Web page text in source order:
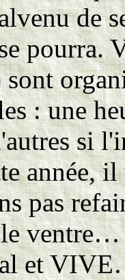
de
pourra.
: une
si
année,
pas
le
et